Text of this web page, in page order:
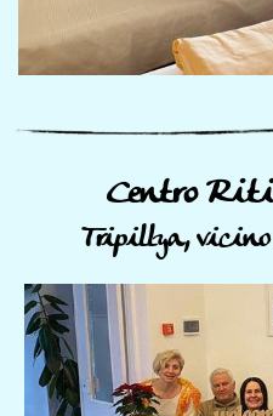
Centro
Tripillya,